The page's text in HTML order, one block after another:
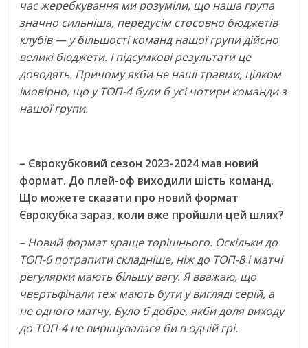
час жеребкування ми розуміли, що наша група
значно сильніша, передусім стосовно бюджетів
клубів — у більшості команд нашої групи дійсно
великі бюджети. І підсумкові результати це
доводять. Причому якби не наші травми, цілком
імовірно, що у ТОП-4 були б усі чотири команди з
нашої групи.
– Єврокубковий сезон 2023-2024 мав новий
формат. До плей-оф виходили шість команд.
Що можете сказати про новий формат
Єврокубка зараз, коли вже пройшли цей шлях?
– Новий формат краще торішнього. Оскільки до
ТОП-6 потрапити складніше, ніж до ТОП-8 і матчі
регулярки мають більшу вагу. Я вважаю, що
чвертьфінали теж мають бути у вигляді серій, а
не одного матчу. Було б добре, якби доля виходу
до ТОП-4 не вирішувалася би в одній грі.